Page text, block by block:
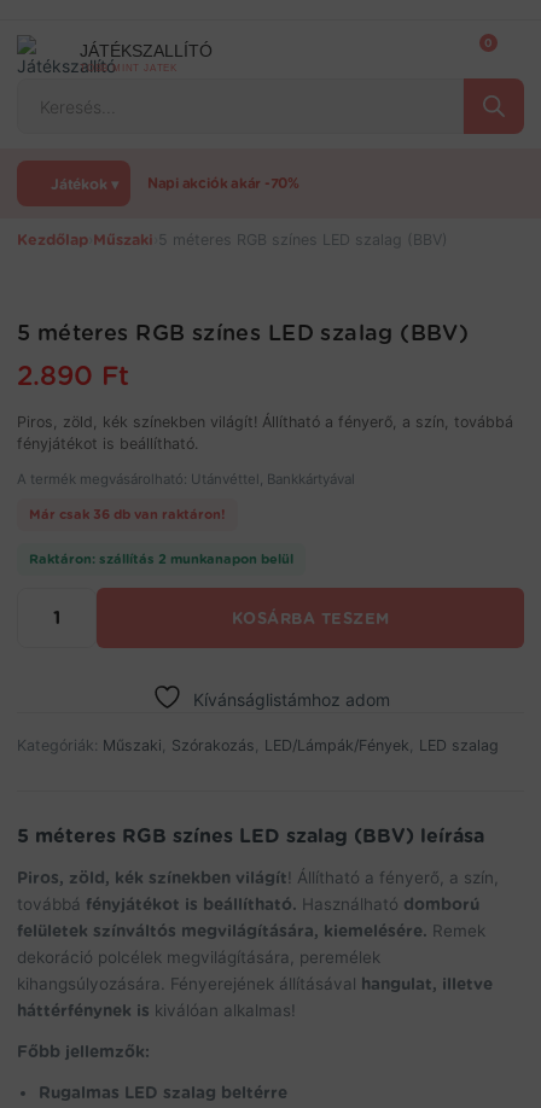
tartalomraJÁTÉKSZALLÍTÓ
TÖBB MINT JÁTÉK
search
0
Játékok ▾ Napi akciók akár -70%
Kezdőlap Műszaki 5 méteres RGB színes LED szalag (BBV)
5 méteres RGB színes LED szalag (BBV)
2.890 Ft
Piros, zöld, kék színekben világít! Állítható a fényerő, a szín, továbbá
fényjátékot is beállítható.
A termék megvásárolható: Utánvéttel, Bankkártyával
Már csak 36 db van raktáron!
Raktáron: szállítás 2 munkanapon belül
méteres
(BBV)
KOSÁRBA TESZEM
Kívánságlistámhoz adom
Kategóriák: Műszaki, Szórakozás, LED/Lámpák/Fények, LED szalag
5 méteres RGB színes LED szalag (BBV) leírása
Piros, zöld, kék színekben világít! Állítható a fényerő, a szín,
továbbá fényjátékot is beállítható. Használható domború
felületek színváltós megvilágítására, kiemelésére. Remek
dekoráció polcélek megvilágítására, peremélek
kihangsúlyozására. Fényerejének állításával hangulat, illetve
háttérfénynek is kiválóan alkalmas!
Főbb jellemzők:
Rugalmas LED szalag beltérre